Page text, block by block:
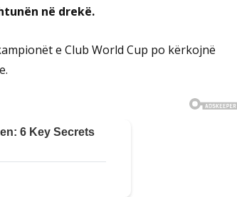
në drekë.
e Club World Cup po kërkojnë